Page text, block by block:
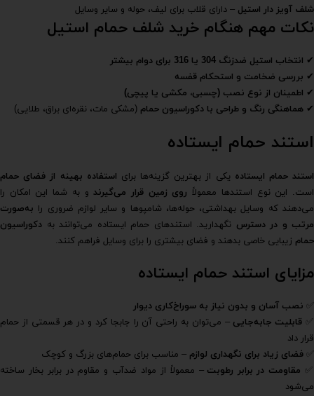
شلف آویز دار استیل – دارای قلاب برای لیف، حوله و سایر وسایل
نکات مهم هنگام خرید شلف حمام استیل
✔ انتخاب استیل ضدزنگ 304 یا 316 برای دوام بیشتر
✔ بررسی ضخامت و استحکام قفسه
✔ اطمینان از نوع نصب (چسبی، مکشی یا پیچی)
✔ هماهنگی رنگ و طراحی با دکوراسیون حمام (مشکی مات، نقره‌ای براق، طلایی)
استند حمام ایستاده
استند حمام ایستاده یکی از بهترین گزینه‌ها برای استفاده بهینه از فضای حمام
است. این نوع استندها معمولاً روی زمین قرار می‌گیرندو به شما این امکان را
می‌دهند که وسایل بهداشتی، حوله‌ها، شامپوها و سایر لوازم ضروری را به‌صورت
مرتب و در دسترس نگهدارید. استندهای حمام ایستاده می‌توانند به دکوراسیون
حمام زیبایی خاصی بدهند و فضای بیشتری را برای وسایل فراهم کنند.
مزایای استند حمام ایستاده
✅ نصب آسان و بدون نیاز به سوراخ‌کاری دیوار
✅ قابلیت جابه‌جایی – می‌توان به راحتی آن را جابجا کرد و در هر قسمتی از حمام
قرار داد
✅ فضای زیاد برای نگهداری لوازم – مناسب برای حمام‌های بزرگ و کوچک
✅ مقاومت در برابر رطوبت – معمولاً از مواد ضدآب و مقاوم در برابر بخار ساخته
می‌شود